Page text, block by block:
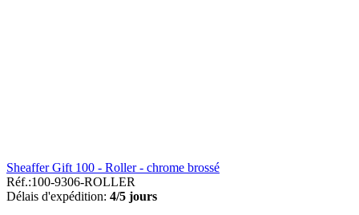
Sheaffer Gift 100 - Roller - chrome brossé
Réf.:100-9306-ROLLER
Délais d'expédition: 4/5 jours